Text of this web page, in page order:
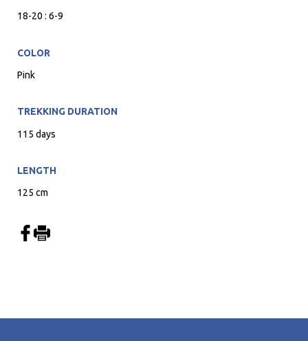
18-20 : 6-9
COLOR
Pink
TREKKING DURATION
115 days
LENGTH
125 cm